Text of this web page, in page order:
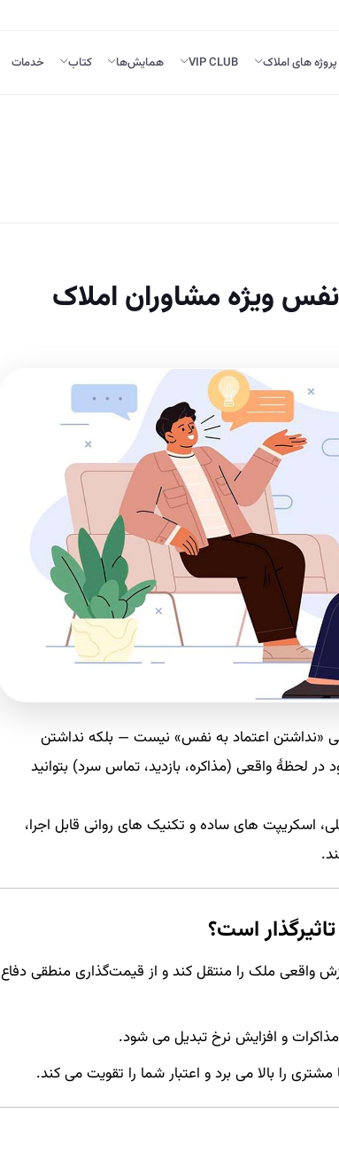
پروژه های املاک VIP CLUB همایش‌ها کتاب خدمات
ویژه مشاوران املاک
«نداشتن اعتماد به نفس» نیست — بلکه نداشتن
لحظهٔ واقعی (مذاکره، بازدید، تماس سرد) بتوانید
اسکریپت‌ های ساده و تکنیک‌ های روانی قابل اجرا،
است؟
واقعی ملک را منتقل کند و از قیمت‌گذاری منطقی دفاع
و افزایش نرخ تبدیل می‌ شود.
را بالا می‌ برد و اعتبار شما را تقویت می‌ کند.